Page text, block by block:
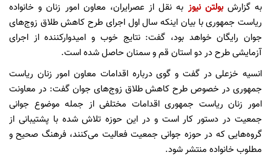
به گزارشبولتن نیوز به نقل از عصرایران، معاون امور زنان و خانواده
ریاست جمهوری با بیان اینکه سال اول اجرای طرح کاهش طلاق زوج‌های
جوان رایگان خواهد بود، گفت: نتایج خوب و امیدوارکننده از اجرای
آزمایشی طرح در دو استان قم و سمنان حاصل شده است.
انسیه خزعلی در گفت و گوی درباره اقدامات معاون امور زنان ریاست
جمهوری در خصوص طرح کاهش طلاق زوج‌های جوان گفت: در معاونت
امور زنان ریاست جمهوری اقدامات مختلفی از جمله موضوع جوانی
جمعیت در دستور کار است و در این حوزه تلاش شده با پشتیبانی از
گروه‌هایی که در حوزه جوانی جمعیت فعالیت می‌کنند، فرهنگ صحیح و
مطلوب خانواده منتشر شود.